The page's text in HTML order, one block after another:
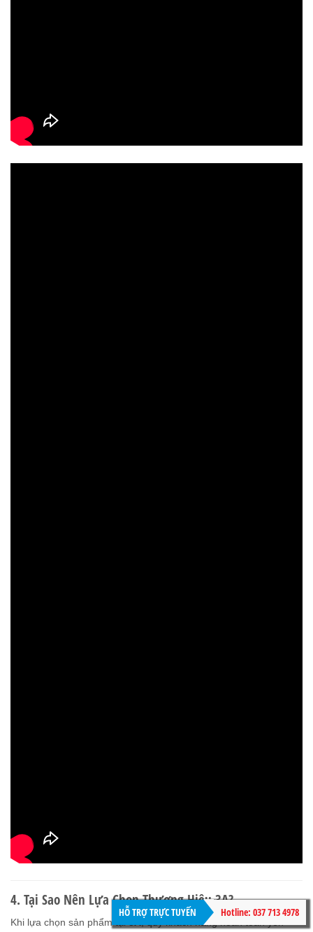
4. Tại Sao Nên Lựa Chọn Thương Hiệu 3A?
Khi lựa chọn sản phẩm tại3A, quý khách hàng hoàn toàn yên
HỖ TRỢ TRỰC TUYẾN Hotline: 037 713 4978